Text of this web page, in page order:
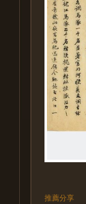
推薦分享